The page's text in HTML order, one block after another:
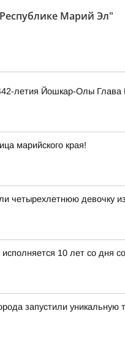
Марий Эл"
летия Йошкар-Олы
марийского края!
четырехлетнюю девочку
10 лет со дня
запустили уникальную